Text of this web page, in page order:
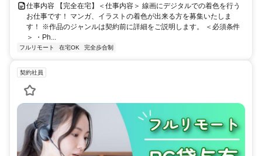
仕事内容 【完全在宅】＜仕事内容＞ 線画にデジタルでの着色を行う
お仕事です！ マンガ、イラストの着色が出来る方を募集いたしま
す！ ※作品のジャンルは契約前に詳細をご説明します。 ＜必須条件
＞ ・Ph...
フルリモート 在宅OK 完全歩合制
契約社員